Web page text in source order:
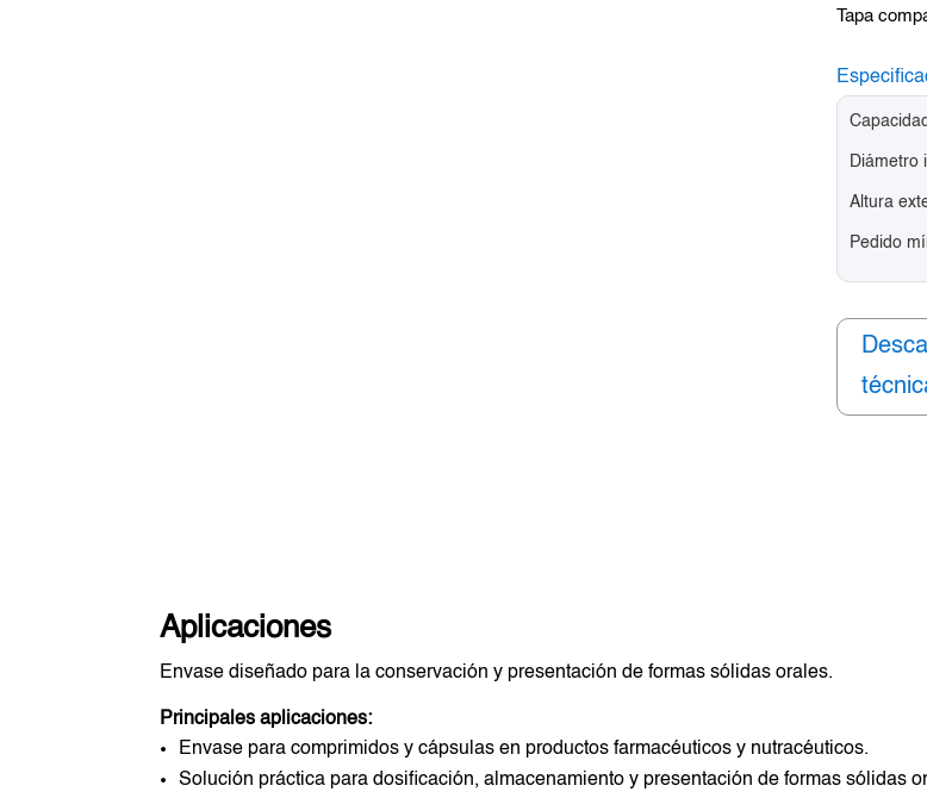
Tapa
Diámetro
Altura
Pedido
Aplicaciones
Envase diseñado para la conservación y presentación de formas sólidas orales.
Principales aplicaciones:
Envase para comprimidos y cápsulas en productos farmacéuticos y nutracéuticos.
Solución práctica para dosificación, almacenamiento y presentación de formas sólidas